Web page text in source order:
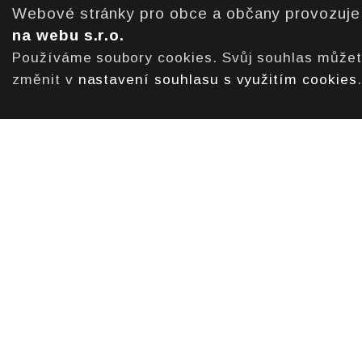
Webové stránky pro obce a občany
na webu s.r.o.
Používáme soubory cookies. Svůj souhlas
změnit v nastavení souhlasu s využitím cookies .